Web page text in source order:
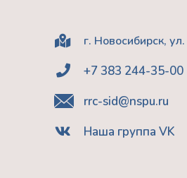
г. Новосибирск,
+7 383 244-35-00
rrc-sid@nspu.ru
Наша группа VK